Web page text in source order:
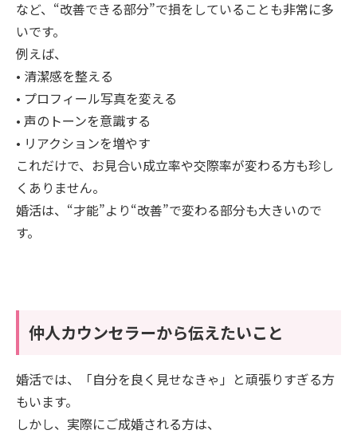
など、“改善できる部分”で損をしていることも非常に多
いです。
例えば、
• 清潔感を整える
• プロフィール写真を変える
• 声のトーンを意識する
• リアクションを増やす
これだけで、お見合い成立率や交際率が変わる方も珍し
くありません。
婚活は、“才能”より“改善”で変わる部分も大きいので
す。
仲人カウンセラーから伝えたいこと
婚活では、「自分を良く見せなきゃ」と頑張りすぎる方
もいます。
しかし、実際にご成婚される方は、